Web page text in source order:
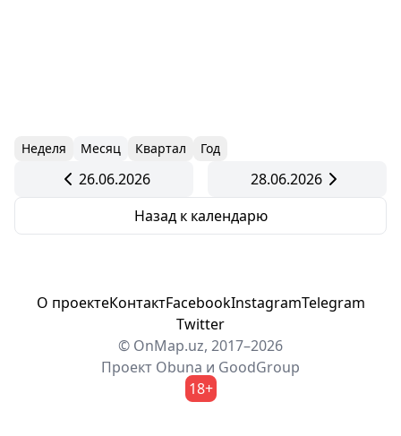
Неделя Месяц Квартал Год
26.06.2026
28.06.2026
Назад к календарю
О проектеКонтактFacebookInstagramTelegram
Twitter
© OnMap.uz, 2017–2026
Проект Obuna и GoodGroup
18+